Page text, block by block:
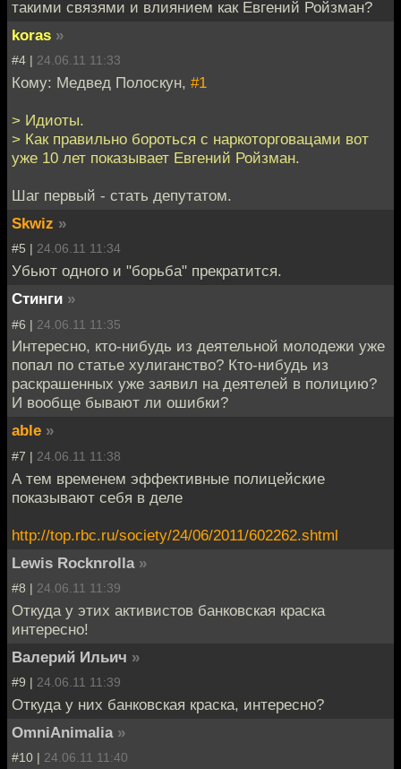
такими связями и влиянием как Евгений Ройзман?
koras »
#4 | 24.06.11 11:33
Кому: Медвед Полоскун, #1
> Идиоты.
> Как правильно бороться с наркоторговацами вот
уже 10 лет показывает Евгений Ройзман.
Шаг первый - стать депутатом.
Skwiz »
#5 | 24.06.11 11:34
Убьют одного и "борьба" прекратится.
Стинги »
#6 | 24.06.11 11:35
Интересно, кто-нибудь из деятельной молодежи уже
попал по статье хулиганство? Кто-нибудь из
раскрашенных уже заявил на деятелей в полицию?
И вообще бывают ли ошибки?
able »
#7 | 24.06.11 11:38
А тем временем эффективные полицейские
показывают себя в деле
http://top.rbc.ru/society/24/06/2011/602262.shtml
Lewis Rocknrolla »
#8 | 24.06.11 11:39
Откуда у этих активистов банковская краска
интересно!
Валерий Ильич »
#9 | 24.06.11 11:39
Откуда у них банковская краска, интересно?
OmniAnimalia »
#10 | 24.06.11 11:40